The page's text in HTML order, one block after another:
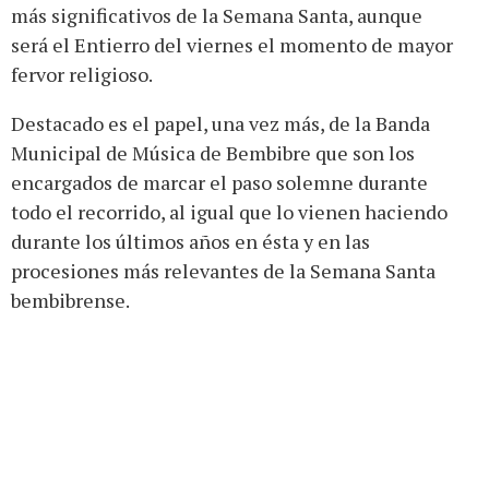
más significativos de la Semana Santa, aunque
será el Entierro del viernes el momento de mayor
fervor religioso.
Destacado es el papel, una vez más, de la Banda
Municipal de Música de Bembibre que son los
encargados de marcar el paso solemne durante
todo el recorrido, al igual que lo vienen haciendo
durante los últimos años en ésta y en las
procesiones más relevantes de la Semana Santa
bembibrense.